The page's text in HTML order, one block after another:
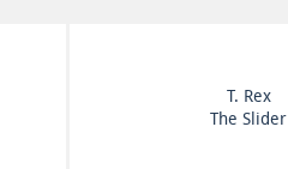
T. Rex
The Slider